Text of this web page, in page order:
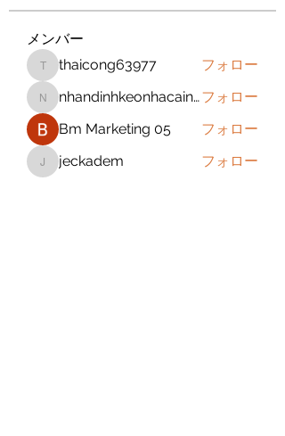
メンバー
thaicong63977
thaicong63977 フォロー
nhandinhkeonhacainews nhandinhkeonhacainewsフォロー
Bm Marketing 05
フォロー
jeckadem
jeckadem フォロー